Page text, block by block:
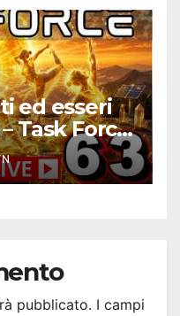
ed esseri
Task Force
pubblicato. I campi